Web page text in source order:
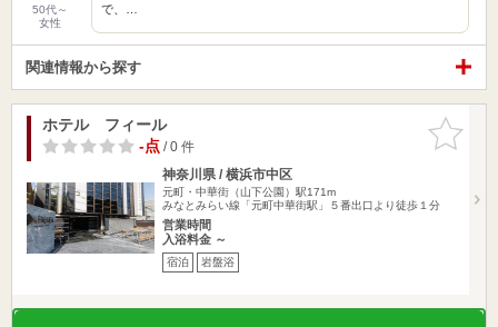
50代～
女性
で、…
関連情報から探す
お気に入
りに追加
ホテル フィール
-点/ 0 件
神奈川県 / 横浜市中区
元町・中華街（山下公園）駅171m
みなとみらい線「元町中華街駅」５番出口より徒歩１分
営業時間
入浴料金 ～
宿泊 岩盤浴